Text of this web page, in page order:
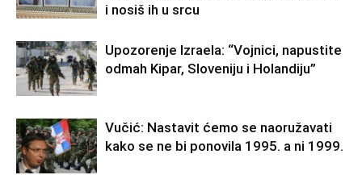
i nosiš ih u srcu
Upozorenje Izraela: “Vojnici, napustite
odmah Kipar, Sloveniju i Holandiju”
Vučić: Nastavit ćemo se naoružavati
kako se ne bi ponovila 1995. a ni 1999.